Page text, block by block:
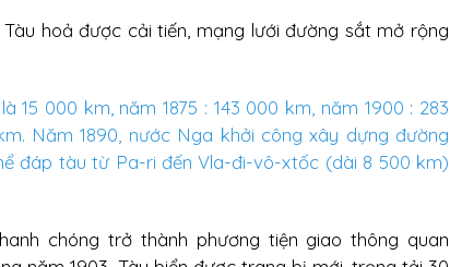
hoả được cải tiến, mạng lưới đường sắt mở rộng
15 000 km, năm 1875 : 143 000 km, năm 1900 : 283
Năm 1890, nước Nga khởi công xây dựng đường
đáp tàu từ Pa-ri đến Vla-đi-vô-xtốc (dài 8 500 km)
chóng trở thành phương tiện giao thông quan